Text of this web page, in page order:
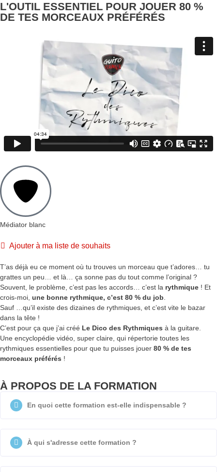
L'OUTIL ESSENTIEL POUR JOUER 80 %
DE TES MORCEAUX PRÉFÉRÉS
Médiator blanc
Ajouter à ma liste de souhaits
T’as déjà eu ce moment où tu trouves un morceau que t’adores… tu
grattes un peu… et là… ça sonne pas du tout comme l’original ?
Souvent, le problème, c’est pas les accords… c’est la rythmique ! Et
crois-moi, une bonne rythmique, c’est 80 % du job
Sauf …qu’il existe des dizaines de rythmiques, et c’est vite le bazar
dans la tête !
C’est pour ça que j’ai créé Le Dico des Rythmiques à la guitare.
Une encyclopédie vidéo, super claire, qui répertorie toutes les
rythmiques essentielles pour que tu puisses jouer 80 % de tes
morceaux préférés !
À PROPOS DE LA FORMATION
En quoi cette formation est-elle indispensable ?
À qui s'adresse cette formation ?